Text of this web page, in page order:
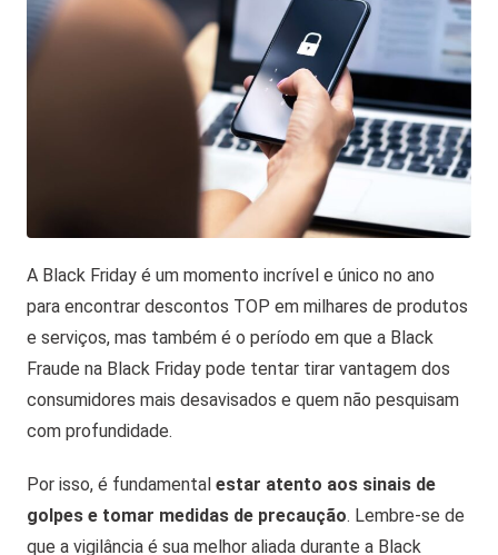
A Black Friday é um momento incrível e único no ano
para encontrar descontos TOP em milhares de produtos
e serviços, mas também é o período em que a Black
Fraude na Black Friday pode tentar tirar vantagem dos
consumidores mais desavisados e quem não pesquisam
com profundidade.
Por isso, é fundamental estar atento aos sinais de
golpes e tomar medidas de precaução. Lembre-se de
que a vigilância é sua melhor aliada durante a Black